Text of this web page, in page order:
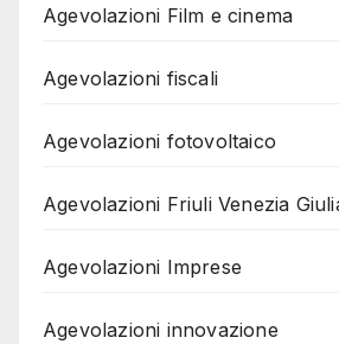
Agevolazioni Film e cinema
Agevolazioni fiscali
Agevolazioni fotovoltaico
Agevolazioni Friuli Venezia
Agevolazioni Imprese
Agevolazioni innovazione